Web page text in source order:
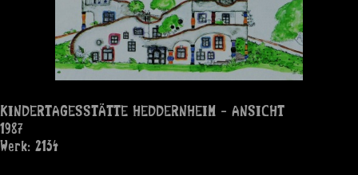
KINDERTAGESSTÄTTE HEDDERNHEIM - ANSICHT
1987
Werk: 2134